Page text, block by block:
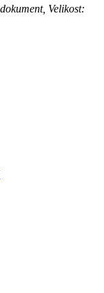
Velikost: